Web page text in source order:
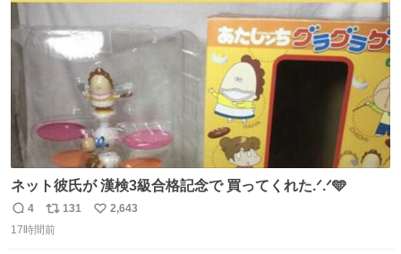
数
ネット彼氏が 漢検3級合格記念で 買ってくれた.ᐟ.ᐟ🩵
返
信
4
リ
ポ
131
い
2,643
17時間前